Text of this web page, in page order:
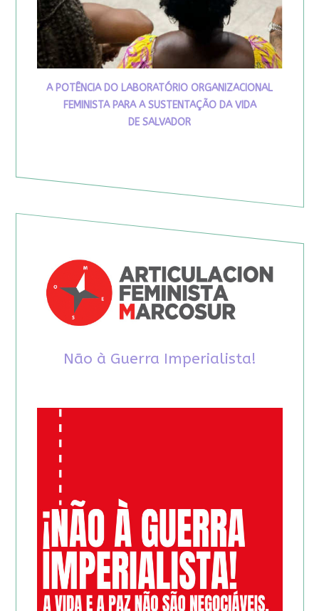
A POTÊNCIA DO LABORATÓRIO ORGANIZACIONAL
FEMINISTA PARA A SUSTENTAÇÃO DA VIDA
DE SALVADOR
Não à Guerra Imperialista!